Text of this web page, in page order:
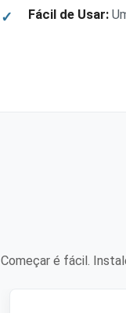
Fácil de Usar:
Começar é fácil.